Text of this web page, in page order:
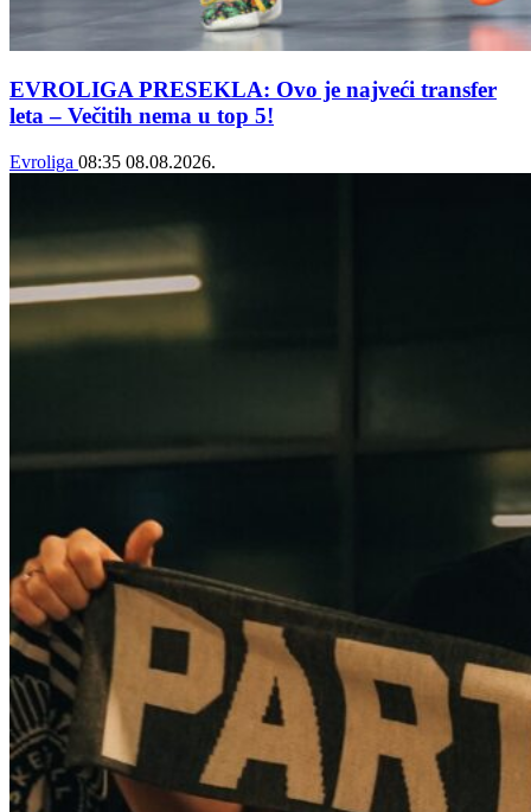
EVROLIGA PRESEKLA: Ovo je najveći transfer
leta – Večitih nema u top 5!
Evroliga 08:35 08.08.2026.